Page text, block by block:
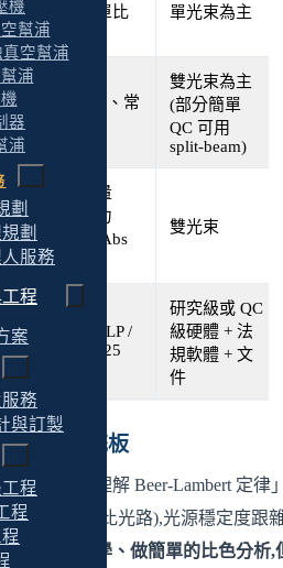
機
幫浦
真空幫浦
浦
器
浦
劃
劃
服務
程
案
務
與訂製
程
程
範、簡單比
色
單光束為主
例行 QC、常
雙光束為主
(部分簡單
QC 可用
split-beam)
高精度量
測、動力
學、高 Abs
樣品
雙光束
GMP / GLP /
ISO 17025
研究級或 QC
級硬體 + 法
規軟體 + 文
件
有明確天花板
是「讓學生理解 Beer-Lambert 定律
光束(沒有參比光路),光源穩定度跟
適合用來教學、做簡單的比色分析,